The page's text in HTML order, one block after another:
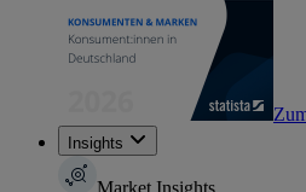
Insights
Market Insights